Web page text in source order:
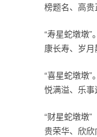
榜题名、高贵
“寿星蛇墩墩
康长寿、岁月
“喜星蛇墩墩
悦满溢、乐事
“财星蛇墩墩
贵荣华、欣欣